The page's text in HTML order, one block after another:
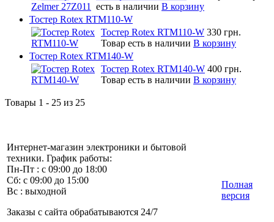
есть в наличии В корзину
Тостер Rotex RTM110-W
Тостер Rotex RTM110-W 330 грн.
Товар есть в наличии В корзину
Тостер Rotex RTM140-W
Тостер Rotex RTM140-W 400 грн.
Товар есть в наличии В корзину
Товары 1 - 25 из 25
Интернет-магазин электроники и бытовой
техники. График работы:
Пн-Пт : с 09:00 до 18:00
Сб: с 09:00 до 15:00
Вс : выходной
Заказы с сайта обрабатываются 24/7
Полная
версия